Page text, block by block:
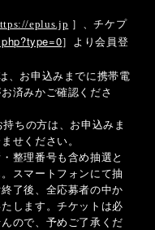
eplus.jp ］ 、チケプ
］ より会員登
、お申込みまでに携帯電
済みかご確認くださ
持ちの方は、お申込みま
せください。
整理番号も含め抽選と
スマートフォンにて抽
了後、全応募者の中か
します。チケットは必
ので、予めご了承くだ